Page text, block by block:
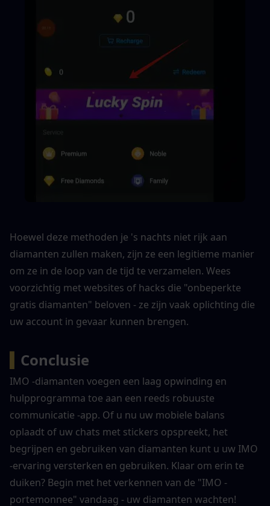
Hoewel deze methoden je 's nachts niet rijk aan
diamanten zullen maken, zijn ze een legitieme manier
om ze in de loop van de tijd te verzamelen. Wees
voorzichtig met websites of hacks die "onbeperkte
gratis diamanten" beloven - ze zijn vaak oplichting die
uw account in gevaar kunnen brengen.
Conclusie
IMO -diamanten voegen een laag opwinding en
hulpprogramma toe aan een reeds robuuste
communicatie -app. Of u nu uw mobiele balans
oplaadt of uw chats met stickers opspreekt, het
begrijpen en gebruiken van diamanten kunt u uw IMO
-ervaring versterken en gebruiken. Klaar om erin te
duiken? Begin met het verkennen van de "IMO -
portemonnee" vandaag - uw diamanten wachten!